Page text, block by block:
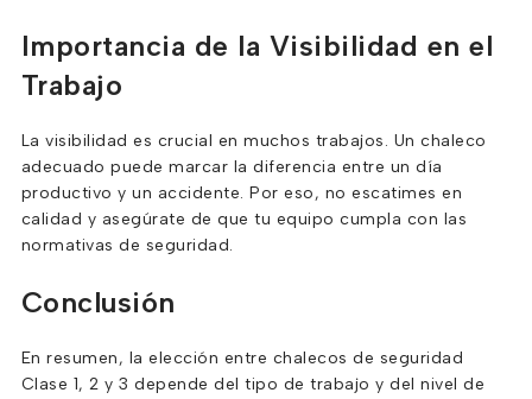
Importancia de la Visibilidad en el
Trabajo
La visibilidad es crucial en muchos trabajos. Un chaleco
adecuado puede marcar la diferencia entre un día
productivo y un accidente. Por eso, no escatimes en
calidad y asegúrate de que tu equipo cumpla con las
normativas de seguridad.
Conclusión
En resumen, la elección entre chalecos de seguridad
Clase 1, 2 y 3 depende del tipo de trabajo y del nivel de